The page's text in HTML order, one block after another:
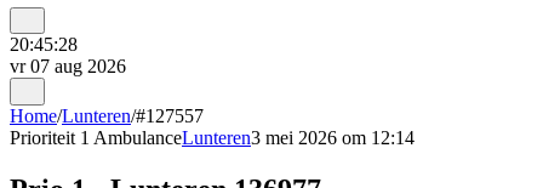
20:45:28
vr 07 aug 2026
Home/Lunteren/#127557
Prioriteit 1 AmbulanceLunteren3 mei 2026 om 12:14